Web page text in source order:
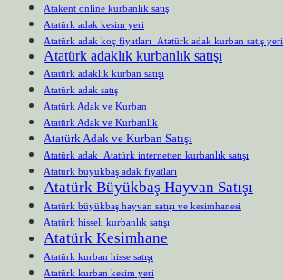
Atakent online kurbanlık satış
Atatürk adak kesim yeri
Atatürk adak koç fiyatları Atatürk adak kurban satış yeri
Atatürk adaklık kurbanlık satışı
Atatürk adaklık kurban satışı
Atatürk adak satış
Atatürk Adak ve Kurban
Atatürk Adak ve Kurbanlık
Atatürk Adak ve Kurban Satışı
Atatürk adak Atatürk internetten kurbanlık satışı
Atatürk büyükbaş adak fiyatları
Atatürk Büyükbaş Hayvan Satışı
Atatürk büyükbaş hayvan satışı ve kesimhanesi
Atatürk hisseli kurbanlık satışı
Atatürk Kesimhane
Atatürk kurban hisse satışı
Atatürk kurban kesim yeri